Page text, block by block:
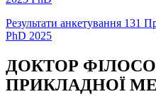
Результати анкетування 131
PhD 2025
ДОКТОР
ПРИКЛАДНОЇ